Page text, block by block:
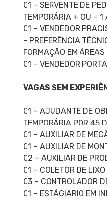
01 – SERVENTE DE
TEMPORÁRIA + OU – 1
01 – VENDEDOR
– PREFERÊNCIA
FORMAÇÃO EM
01 – VENDEDOR
VAGAS SEM
01 – AJUDANTE DE
TEMPORÁRIA POR 45
01 – AUXILIAR DE
01 – AUXILIAR DE
02 – AUXILIAR DE
01 – COLETOR DE
03 – CONTROLADOR
01 – ESTÁGIARIO EM